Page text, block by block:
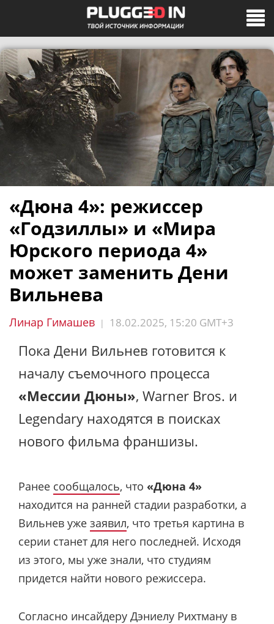
«Дюна 4»: режиссер
«Годзиллы» и «Мира
Юрского периода 4»
может заменить Дени
Вильнева
Линар Гимашев | 18.02.2025, 15:20 GMT+3
Пока Дени Вильнев готовится к
началу съемочного процесса
«Мессии Дюны», Warner Bros. и
Legendary находятся в поисках
нового фильма франшизы.
Ранее сообщалось, что «Дюна 4»
находится на ранней стадии разработки, а
Вильнев уже заявил, что третья картина в
серии станет для него последней. Исходя
из этого, мы уже знали, что студиям
придется найти нового режиссера.
Согласно инсайдеру Дэниелу Рихтману в